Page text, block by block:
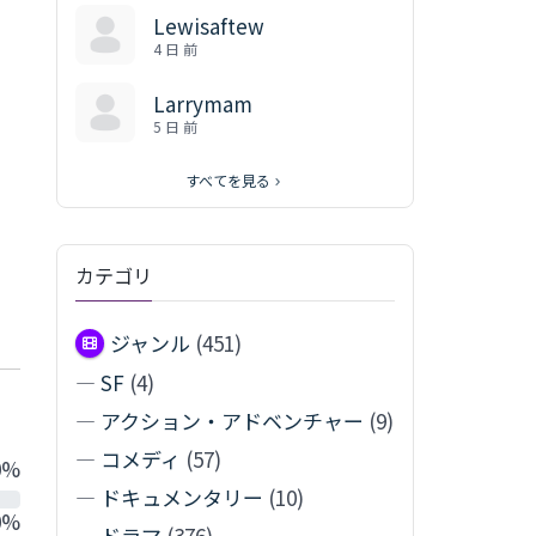
Lewisaftew
4 日 前
Larrymam
5 日 前
すべてを見る
カテゴリ
ジャンル (451)
— SF (4)
— アクション・アドベンチャー (9)
— コメディ (57)
— ドキュメンタリー (10)